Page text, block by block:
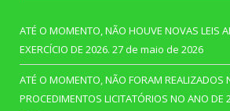
ATÉ O MOMENTO, NÃO HOUVE NOVAS LEIS
EXERCÍCIO DE 2026. 27 de maio de 2026
ATÉ O MOMENTO, NÃO FORAM REALIZADOS
PROCEDIMENTOS LICITATÓRIOS NO ANO DE